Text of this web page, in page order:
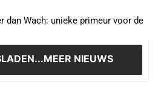
dan Wach: unieke primeur voor de
LADEN...MEER NIEUWS